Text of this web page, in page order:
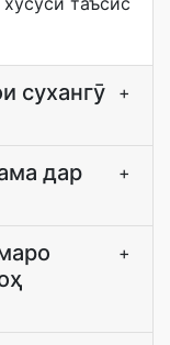
сухангӯ
+
дар
+
+